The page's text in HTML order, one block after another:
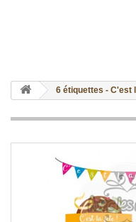
6 étiquettes - C'est